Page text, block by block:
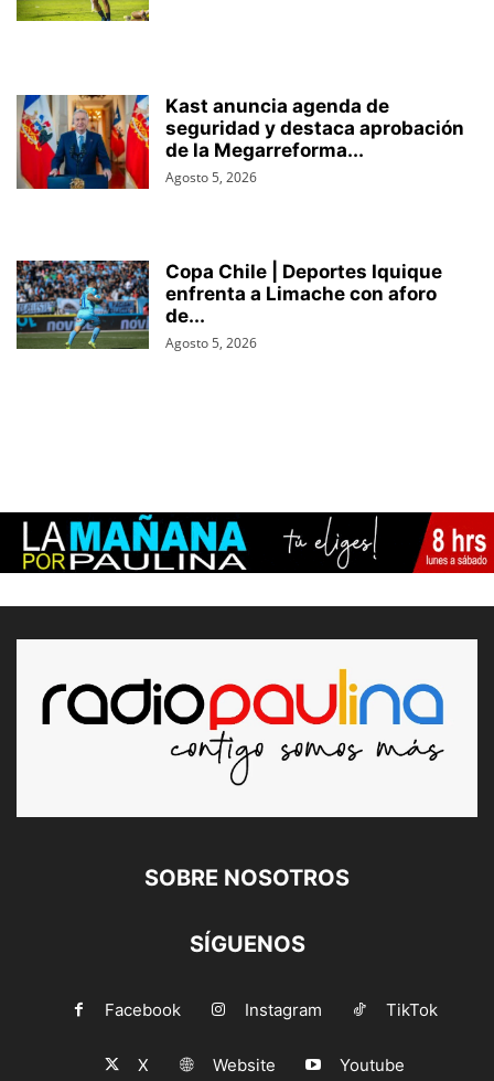
Kast anuncia agenda de
seguridad y destaca aprobación
de la Megarreforma...
Agosto 5, 2026
Copa Chile | Deportes Iquique
enfrenta a Limache con aforo
de...
Agosto 5, 2026
SOBRE NOSOTROS
SÍGUENOS
Facebook Instagram TikTok
X Website Youtube